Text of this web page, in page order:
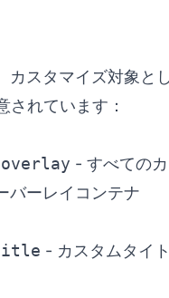
titled
カスタマイズ対象と
されています：
- すべての
バーレイコンテナ
titled
title - カスタムタイ